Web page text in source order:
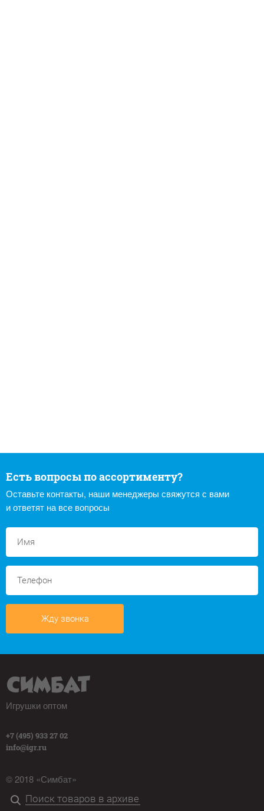
Есть вопросы по ассортименту?
Оставьте контакты, наши менеджеры свяжутся с вами
и ответят на все вопросы
Жду звонка
Игрушки оптом
+7 (495) 933 27 02
info@igr.ru
© 2018 «Симбат»